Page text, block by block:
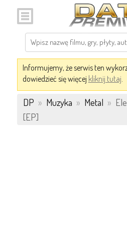
Informujemy, że serwis ten
dowiedzieć się więcej kliknij tutaj.
DP » Muzyka » Metal »
[EP]